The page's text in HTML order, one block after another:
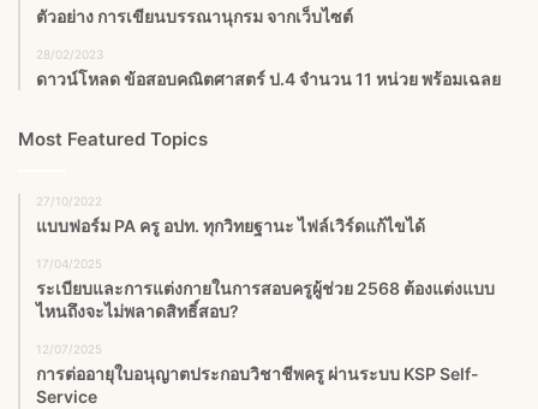
ตัวอย่าง การเขียนบรรณานุกรม จากเว็บไซต์
28/02/2023
ดาวน์โหลด ข้อสอบคณิตศาสตร์ ป.4 จำนวน 11 หน่วย พร้อมเฉลย
Most Featured Topics
27/10/2022
แบบฟอร์ม PA ครู อปท. ทุกวิทยฐานะ ไฟล์เวิร์ดแก้ไขได้
17/04/2025
ระเบียบและการแต่งกายในการสอบครูผู้ช่วย 2568 ต้องแต่งแบบ
ไหนถึงจะไม่พลาดสิทธิ์สอบ?
12/07/2025
การต่ออายุใบอนุญาตประกอบวิชาชีพครู ผ่านระบบ KSP Self-
Service